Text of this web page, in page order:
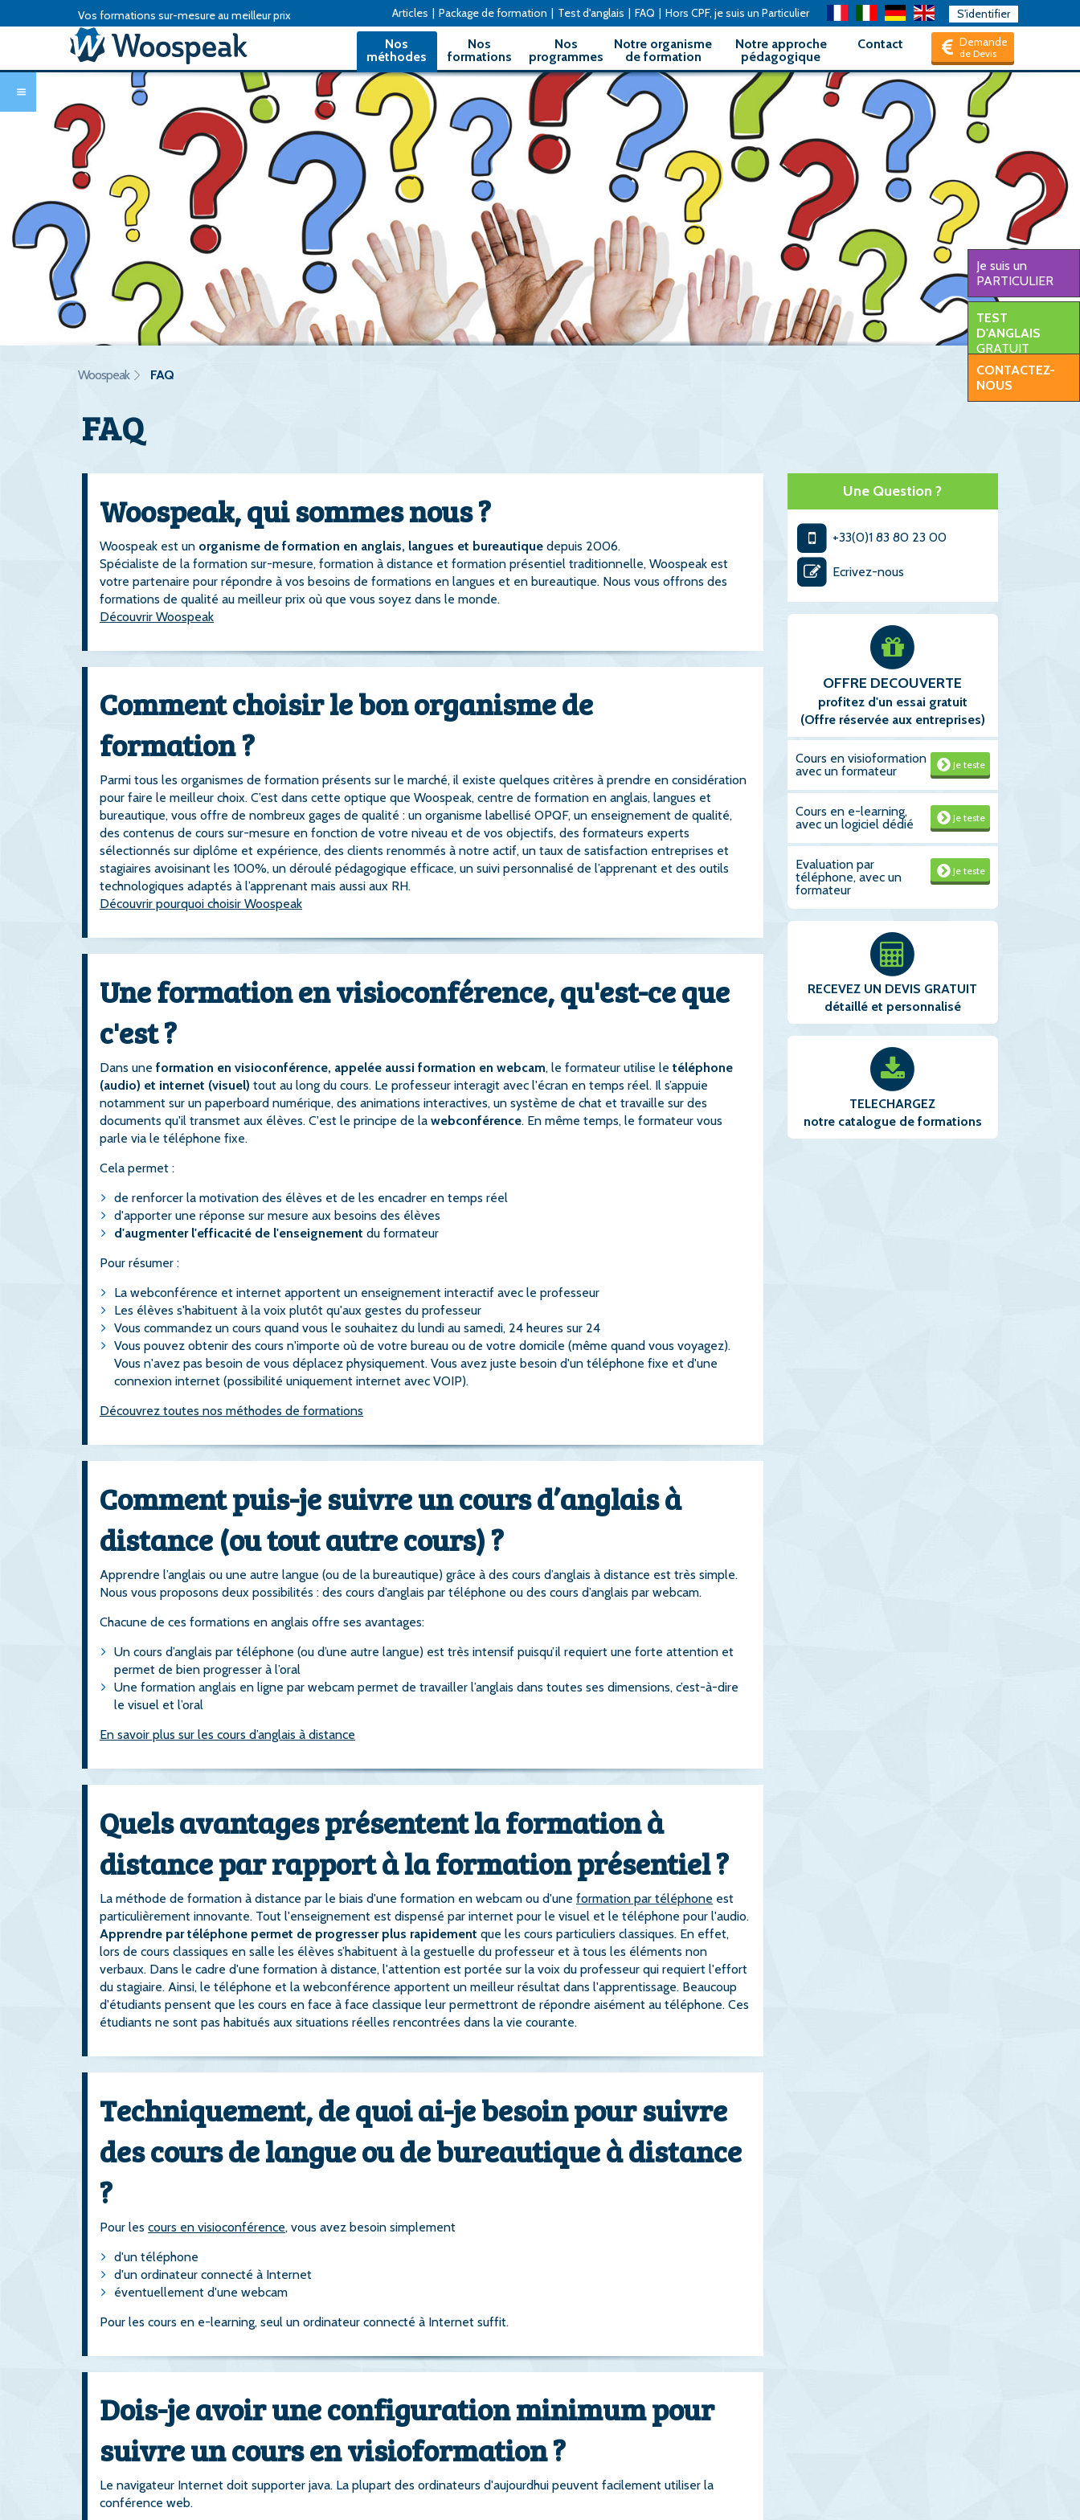
Vos formations sur-mesure au meilleur prix S'identifier
Articles | Package de formation | Test d'anglais | FAQ | Hors CPF, je suis un Particulier
Demande
de Devis
Nos
méthodes
Nos
formations
Nos
programmes
Notre organisme
de formation
Notre approche
pédagogique
Contact
Je suis un
PARTICULIER
TEST
D'ANGLAIS
GRATUIT
CONTACTEZ-
NOUS
Woospeak FAQ
FAQ
Woospeak, qui sommes nous ?
Woospeak est un organisme de formation en anglais, langues et bureautique depuis 2006.
Spécialiste de la formation sur-mesure, formation à distance et formation présentiel traditionnelle, Woospeak est
votre partenaire pour répondre à vos besoins de formations en langues et en bureautique. Nous vous offrons des
formations de qualité au meilleur prix où que vous soyez dans le monde.
Découvrir Woospeak
Comment choisir le bon organisme de
formation ?
Parmi tous les organismes de formation présents sur le marché, il existe quelques critères à prendre en considération
pour faire le meilleur choix. C’est dans cette optique que Woospeak, centre de formation en anglais, langues et
bureautique, vous offre de nombreux gages de qualité : un organisme labellisé OPQF, un enseignement de qualité,
des contenus de cours sur-mesure en fonction de votre niveau et de vos objectifs, des formateurs experts
sélectionnés sur diplôme et expérience, des clients renommés à notre actif, un taux de satisfaction entreprises et
stagiaires avoisinant les 100%, un déroulé pédagogique efficace, un suivi personnalisé de l’apprenant et des outils
technologiques adaptés à l’apprenant mais aussi aux RH.
Découvrir pourquoi choisir Woospeak
Une formation en visioconférence, qu'est-ce que
c'est ?
Dans une formation en visioconférence, appelée aussi formation en webcam, le formateur utilise le téléphone
(audio) et internet (visuel) tout au long du cours. Le professeur interagit avec l'écran en temps réel. Il s’appuie
notamment sur un paperboard numérique, des animations interactives, un système de chat et travaille sur des
documents qu'il transmet aux élèves. C'est le principe de la webconférence. En même temps, le formateur vous
parle via le téléphone fixe.
Cela permet :
de renforcer la motivation des élèves et de les encadrer en temps réel
d'apporter une réponse sur mesure aux besoins des élèves
d'augmenter l'efficacité de l'enseignement du formateur
Pour résumer :
La webconférence et internet apportent un enseignement interactif avec le professeur
Les élèves s'habituent à la voix plutôt qu'aux gestes du professeur
Vous commandez un cours quand vous le souhaitez du lundi au samedi, 24 heures sur 24
Vous pouvez obtenir des cours n'importe où de votre bureau ou de votre domicile (même quand vous voyagez).
Vous n'avez pas besoin de vous déplacez physiquement. Vous avez juste besoin d'un téléphone fixe et d'une
connexion internet (possibilité uniquement internet avec VOIP).
Découvrez toutes nos méthodes de formations
Comment puis-je suivre un cours d’anglais à
distance (ou tout autre cours) ?
Apprendre l’anglais ou une autre langue (ou de la bureautique) grâce à des cours d’anglais à distance est très simple.
Nous vous proposons deux possibilités : des cours d’anglais par téléphone ou des cours d’anglais par webcam.
Chacune de ces formations en anglais offre ses avantages:
Un cours d’anglais par téléphone (ou d’une autre langue) est très intensif puisqu’il requiert une forte attention et
permet de bien progresser à l’oral
Une formation anglais en ligne par webcam permet de travailler l’anglais dans toutes ses dimensions, c’est-à-dire
le visuel et l’oral
En savoir plus sur les cours d’anglais à distance
Quels avantages présentent la formation à
distance par rapport à la formation présentiel ?
La méthode de formation à distance par le biais d'une formation en webcam ou d'une formation par téléphone est
particulièrement innovante. Tout l'enseignement est dispensé par internet pour le visuel et le téléphone pour l'audio.
Apprendre par téléphone permet de progresser plus rapidement que les cours particuliers classiques. En effet,
lors de cours classiques en salle les élèves s’habituent à la gestuelle du professeur et à tous les éléments non
verbaux. Dans le cadre d'une formation à distance, l'attention est portée sur la voix du professeur qui requiert l'effort
du stagiaire. Ainsi, le téléphone et la webconférence apportent un meilleur résultat dans l'apprentissage. Beaucoup
d'étudiants pensent que les cours en face à face classique leur permettront de répondre aisément au téléphone. Ces
étudiants ne sont pas habitués aux situations réelles rencontrées dans la vie courante.
Techniquement, de quoi ai-je besoin pour suivre
des cours de langue ou de bureautique à distance
?
Pour les cours en visioconférence, vous avez besoin simplement
d'un téléphone
d'un ordinateur connecté à Internet
éventuellement d'une webcam
Pour les cours en e-learning, seul un ordinateur connecté à Internet suffit.
Dois-je avoir une configuration minimum pour
suivre un cours en visioformation ?
Le navigateur Internet doit supporter java. La plupart des ordinateurs d'aujourdhui peuvent facilement utiliser la
conférence web.
Une Question ?
+33(0)1 83 80 23 00
Ecrivez-nous
OFFRE DECOUVERTE
profitez d'un essai gratuit
(Offre réservée aux entreprises)
Je teste
Cours en visioformation
avec un formateur
Je teste
Cours en e-learning,
avec un logiciel dédié
Je teste
Evaluation par
téléphone, avec un
formateur
RECEVEZ UN DEVIS GRATUIT
détaillé et personnalisé
TELECHARGEZ
notre catalogue de formations